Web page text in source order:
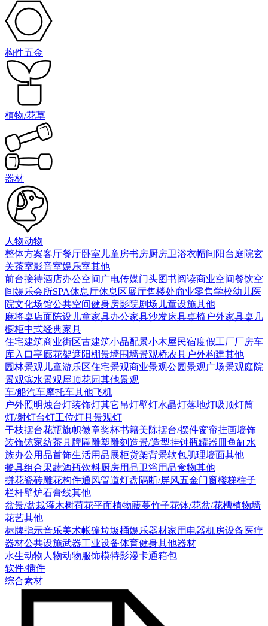
构件五金
植物/花草
器材
人物动物
整体方案客厅餐厅卧室 儿童房书房厨房卫浴衣帽间 阳台庭院玄
关茶室影音室娱乐室其他
前台接待酒店办公空间 广电传媒门头图书阅读商业空间餐饮空
间娱乐会所SPA休息厅休息区展厅售楼处商业零售学校幼儿医
院文化场馆公共空间健身房影院剧场 儿童设施其他
麻将桌店面陈设 儿童家具办公家具沙发床具桌椅户外家具桌几
橱柜中式经典家具
住宅建筑商业街区古建筑小品配景小木屋民宿度假工厂厂房车
库入口亭廊花架遮阳棚景墙围墙景观桥农具户外构建其他
园林景观 儿童游乐区住宅景观商业景观公园景观广场景观庭院
景观滨水景观屋顶花园其他景观
车/船汽车摩托车其他飞机
户外照明烛台灯装饰灯其它 吊灯壁灯水晶灯落地灯吸顶灯筒
灯/射灯台灯工位灯具景观灯
干枝摆台花瓶旗帜徽章奖杯书籍美陈摆台/摆件窗帘挂画墙饰
装饰镜家纺茶具牌匾雕塑雕刻 造景/造型挂钟瓶罐器皿 鱼缸水
族办公用品首饰生活用品展柜货架背景软包肌理墙面其他
餐具组合果蔬酒瓶饮料厨房用品卫浴用品食物其他
拼花瓷砖雕花构件通风管道灯盘隔断/屏风五金门窗楼梯柱子
栏杆壁炉石膏线其他
盆景/盆栽灌木树荷花平面植物藤蔓竹子花钵/花盆/花槽植物墙
花艺其他
标牌指示音乐美术帐篷垃圾桶娱乐器材家用电器机房设备医疗
器材公共设施武器工业设备体育健身其他器材
水生动物 人物动物服饰模特影漫卡通箱包
软件/插件
综合素材